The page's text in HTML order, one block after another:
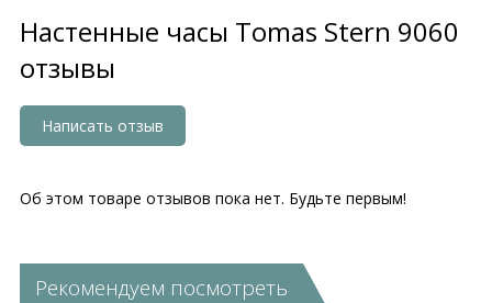
Настенные часы Tomas Stern 9060
отзывы
Написать отзыв
Об этом товаре отзывов пока нет. Будьте первым!
Рекомендуем посмотреть